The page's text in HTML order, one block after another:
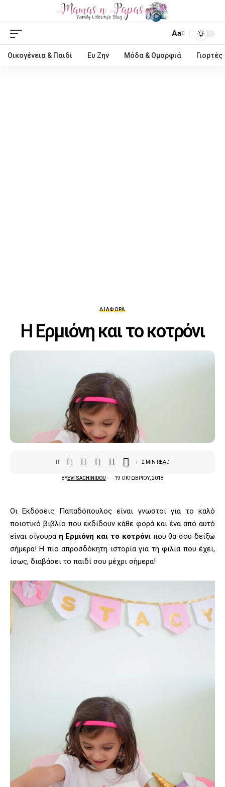
Aa
Οικογένεια & Παιδί Ευ Ζην Μόδα & Ομορφιά Γιορτές
ΔΙΆΦΟΡΑ
Η Ερμιόνη και το κοτρόνι
BYEVI SACHINIDOU 19 ΟΚΤΩΒΡΊΟΥ, 2018
2 MIN READ
Οι Εκδόσεις Παπαδόπουλος είναι γνωστοί για το καλό
ποιοτικό βιβλίο που εκδίδουν κάθε φορά και ένα από αυτό
είναι σίγουραη Ερμιόνη και το κοτρόνιπου θα σου δείξω
σήμερα! Η πιο απροσδόκητη ιστορία για τη φιλία που έχει,
ίσως, διαβάσει το παιδί σου μέχρι σήμερα!